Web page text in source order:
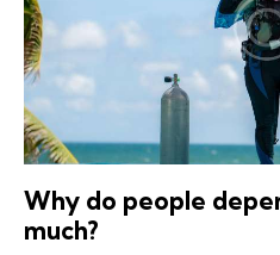
Why do people
much?